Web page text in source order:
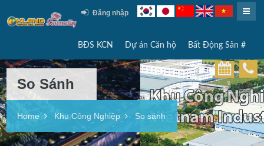
Đăng nhập
BĐS KCN Dự án Căn hộ Bất Động Sản #
So Sánh
Home Khu Công Nghiệp So sánh